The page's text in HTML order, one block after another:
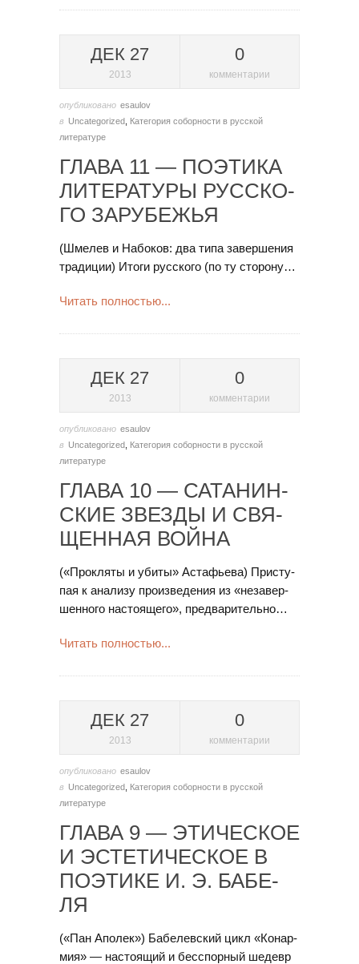
ДЕК 27
2013
0
комментарии
опубликовано esaulov
в Uncategorized Категория соборности в русской
литературе
ГЛА­ВА 11 — ПО­ЭТИ­КА
ЛИ­ТЕ­РА­ТУ­РЫ РУС­СКО­
ГО ЗА­РУ­БЕ­ЖЬЯ
(Шме­лев и На­бо­ков: два ти­па за­вер­ше­ния
тра­ди­ции) Ито­ги рус­ско­го (по ту сто­ро­ну…
Читать полностью...
ДЕК 27
2013
0
комментарии
опубликовано esaulov
в Uncategorized Категория соборности в русской
литературе
ГЛА­ВА 10 — СА­ТА­НИН­
СКИЕ ЗВЕЗ­ДЫ И СВЯ­
ЩЕН­НАЯ ВОЙ­НА
(«Про­кля­ты и уби­ты» Ас­та­фь­е­ва) При­сту­
пая к ана­ли­зу про­из­ве­де­ния из «не­за­вер­
шен­но­го на­сто­я­ще­го», пред­ва­ри­тель­но…
Читать полностью...
ДЕК 27
2013
0
комментарии
опубликовано esaulov
в Uncategorized Категория соборности в русской
литературе
ГЛА­ВА 9 — ЭТИ­ЧЕ­С­КОЕ
И ЭС­ТЕ­ТИ­ЧЕ­С­КОЕ В
ПО­ЭТИ­КЕ И. Э. БА­БЕ­
ЛЯ
(«Пан Апо­лек») Ба­бе­лев­ский цикл «Ко­нар­
мия» — на­сто­я­щий и бес­спор­ный ше­девр